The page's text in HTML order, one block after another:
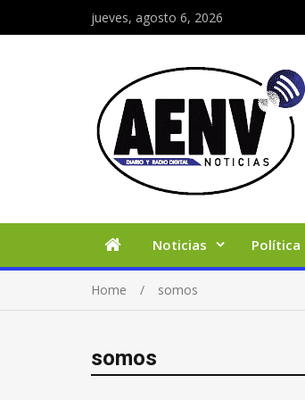
jueves, agosto 6, 2026
Noticias Política
Home somos
somos